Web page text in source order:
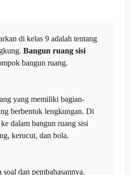
di kelas 9 adalah tentang
Bangun ruang sisi
bangun ruang.
yang memiliki bagian-
berbentuk lengkungan. Di
dalam bangun ruang sisi
kerucut, dan bola.
dan pembahasannya.